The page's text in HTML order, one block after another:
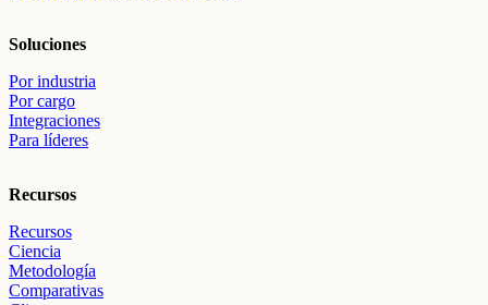
Soluciones
Por industria
Por cargo
Integraciones
Para líderes
Recursos
Recursos
Ciencia
Metodología
Comparativas